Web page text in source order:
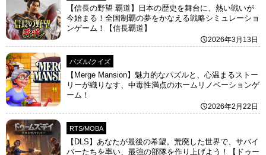
【信長の野望 覇道】日本の歴史を舞台に、熱い戦いが
今始まる！全国制覇の夢をかなえる戦略シミュレーショ
ンゲーム！【信長覇道】
2026年3月13日
パズル/クイズ
【Merge Mansion】魅力的なパズルと、心温まるストー
リーが織りなす、中毒性満点のホームリノベーションゲ
ーム！
2026年2月22日
RTS/MOBA
【DLS】あなたが最後の希望。荒廃した世界で、サバイ
バーたちを率い、最強の部隊を作り上げよう！【ドゥー